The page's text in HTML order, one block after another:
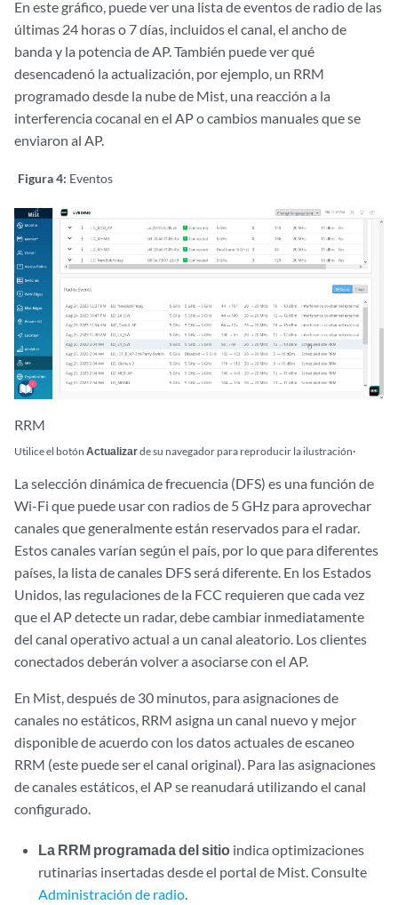
En este gráfico, puede ver una lista de eventos de radio de las
últimas 24 horas o 7 días, incluidos el canal, el ancho de
banda y la potencia de AP. También puede ver qué
desencadenó la actualización, por ejemplo, un RRM
programado desde la nube de Mist, una reacción a la
interferencia cocanal en el AP o cambios manuales que se
enviaron al AP.
Figura 4: Eventos
RRM
Utilice el botón Actualizarde su navegador para reproducir la ilustración.
La selección dinámica de frecuencia (DFS) es una función de
Wi-Fi que puede usar con radios de 5 GHz para aprovechar
canales que generalmente están reservados para el radar.
Estos canales varían según el país, por lo que para diferentes
países, la lista de canales DFS será diferente. En los Estados
Unidos, las regulaciones de la FCC requieren que cada vez
que el AP detecte un radar, debe cambiar inmediatamente
del canal operativo actual a un canal aleatorio. Los clientes
conectados deberán volver a asociarse con el AP.
En Mist, después de 30 minutos, para asignaciones de
canales no estáticos, RRM asigna un canal nuevo y mejor
disponible de acuerdo con los datos actuales de escaneo
RRM (este puede ser el canal original). Para las asignaciones
de canales estáticos, el AP se reanudará utilizando el canal
configurado.
La RRM programada del sitio indica optimizaciones
rutinarias insertadas desde el portal de Mist. Consulte
Administración de radio.